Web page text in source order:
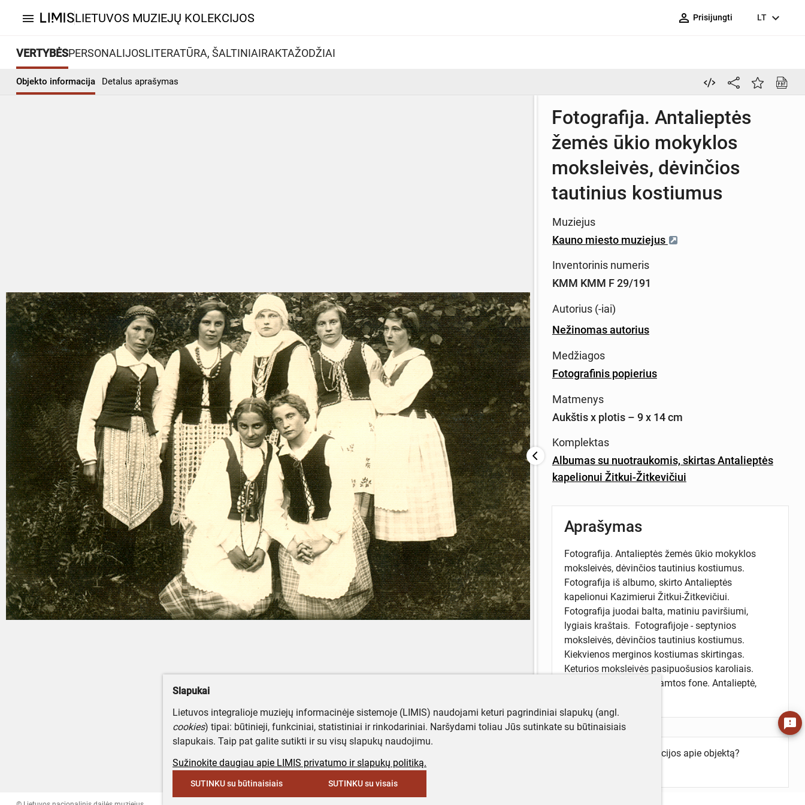
menu LIETUVOS MUZIEJŲ KOLEKCIJOS person_outline Prisijungti LT expand_more
VERTYBĖSPERSONALIJOSLITERATŪRA, ŠALTINIAIRAKTAŽODŽIAI
Objekto informacija Detalus aprašymas
Fotografija. Antalieptės
žemės ūkio mokyklos
moksleivės, dėvinčios
tautinius kostiumus
Muziejus
Kauno miesto muziejus
Inventorinis numeris
KMM KMM F 29/191
Autorius (-iai)
Nežinomas autorius
Medžiagos
Fotografinis popierius
Matmenys
Aukštis x plotis – 9 x 14 cm
Komplektas
Albumas su nuotraukomis, skirtas Antalieptės
kapelionui Žitkui-Žitkevičiui
Aprašymas
Fotografija. Antalieptės žemės ūkio mokyklos
moksleivės, dėvinčios tautinius kostiumus.
Fotografija iš albumo, skirto Antalieptės
kapelionui Kazimierui Žitkui-Žitkevičiui.
Fotografija juodai balta, matiniu paviršiumi,
lygiais kraštais. Fotografijoje - septynios
moksleivės, dėvinčios tautinius kostiumus.
Kiekvienos merginos kostiumas skirtingas.
Keturios moksleivės pasipuošusios karoliais.
Nusifotografavusios gamtos fone. Antalieptė,
Turite daugiau informacijos apie objektą?
feedback
Slapukai
Lietuvos integralioje muziejų informacinėje sistemoje (LIMIS) naudojami keturi pagrindiniai slapukų (angl.
cookies) tipai: būtinieji, funkciniai, statistiniai ir rinkodariniai. Naršydami toliau Jūs sutinkate su būtinaisiais
slapukais. Taip pat galite sutikti ir su visų slapukų naudojimu.
Sužinokite daugiau apie LIMIS privatumo ir slapukų politiką.
SUTINKU su būtinaisiais SUTINKU su visais